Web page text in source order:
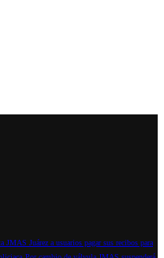
JMAS Juárez a usuarios pagar sus recibos para